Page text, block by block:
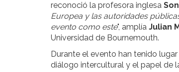
reconoció la profesora inglesa
Europea y las autoridades
evento como este", amplía Julian
Universidad de Bournemouth.
Durante el evento han tenido
diálogo intercultural y el papel de